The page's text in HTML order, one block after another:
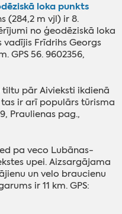
loka punkts
(284,2 m vjl) ir 8.
no ģeodēziskā loka
vadījis Frīdrihs Georgs
GPS 56. 9602356,
tiltu pār Aivieksti ikdienā
ir arī populārs tūrisma
Praulienas pag.,
pa veco Lubānas-
upei. Aizsargājama
un velo braucienu
ir 11 km. GPS: